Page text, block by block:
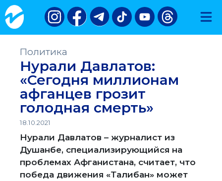
Политика
Нурали Давлатов:
«Сегодня миллионам
афганцев грозит
голодная смерть»
18.10.2021
Нурали Давлатов – журналист из
Душанбе, специализирующийся на
проблемах Афганистана, считает, что
победа движения «Талибан» может